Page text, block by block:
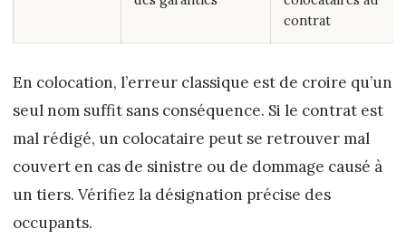
contrat
En colocation, l’erreur classique est de croire qu’un
seul nom suffit sans conséquence. Si le contrat est
mal rédigé, un colocataire peut se retrouver mal
couvert en cas de sinistre ou de dommage causé à
un tiers. Vérifiez la désignation précise des
occupants.